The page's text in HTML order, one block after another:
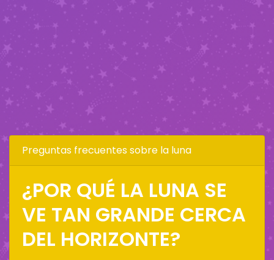
Preguntas frecuentes sobre la luna
¿POR QUÉ LA LUNA SE
VE TAN GRANDE CERCA
DEL HORIZONTE?